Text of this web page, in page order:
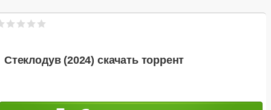
Стеклодув (2024) скачать торрент